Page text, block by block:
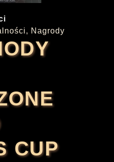
, Nagrody
CUP